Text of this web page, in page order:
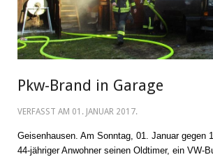
Pkw-Brand in Garage
VERFASST AM 01. JANUAR 2017.
Geisenhausen. Am Sonntag, 01. Januar gegen
44-jähriger Anwohner seinen Oldtimer, ein VW-